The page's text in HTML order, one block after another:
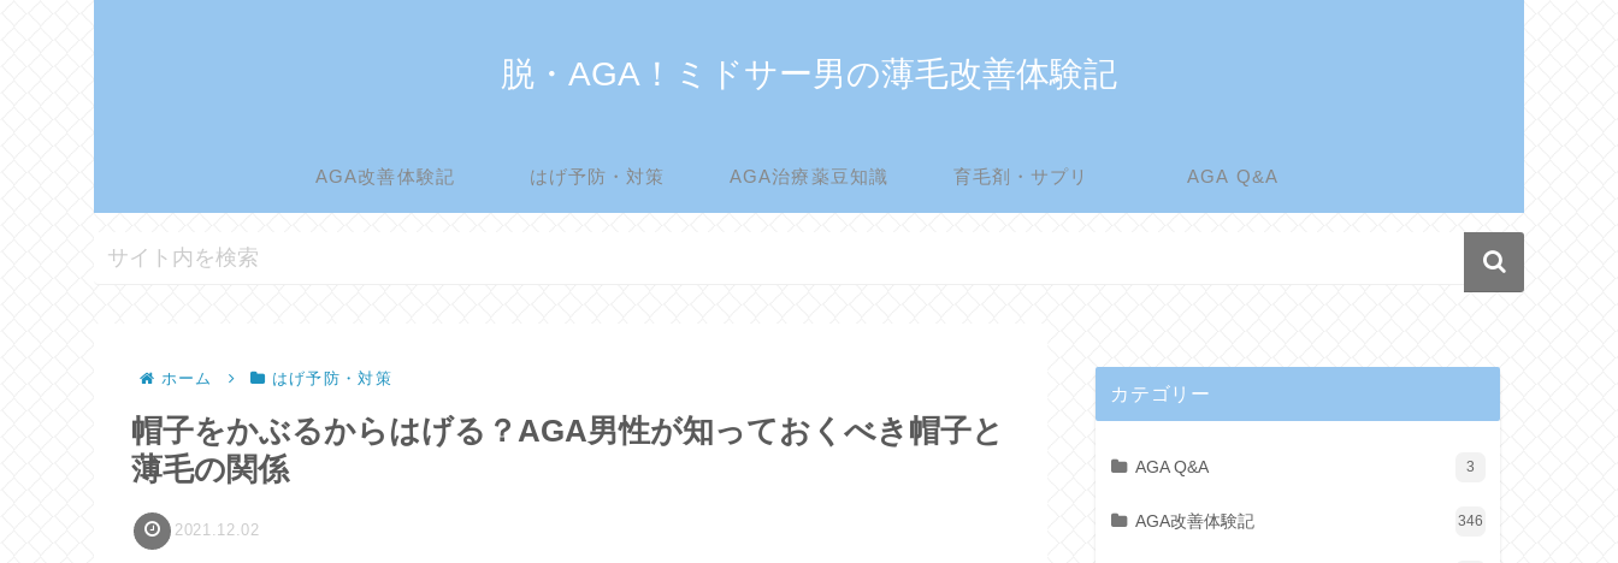
脱・AGA！ミドサー男の薄毛改善体験記
AGA改善体験記 はげ予防・対策 AGA治療薬豆知識 育毛剤・サプリ AGA Q&A
ホーム はげ予防・対策
帽子をかぶるからはげる？AGA男性が知っておくべき帽子と
薄毛の関係
2021.12.02
カテゴリー
AGA Q&A 3
AGA改善体験記 346